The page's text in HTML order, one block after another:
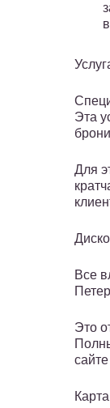
Эта
Для
Все
Это